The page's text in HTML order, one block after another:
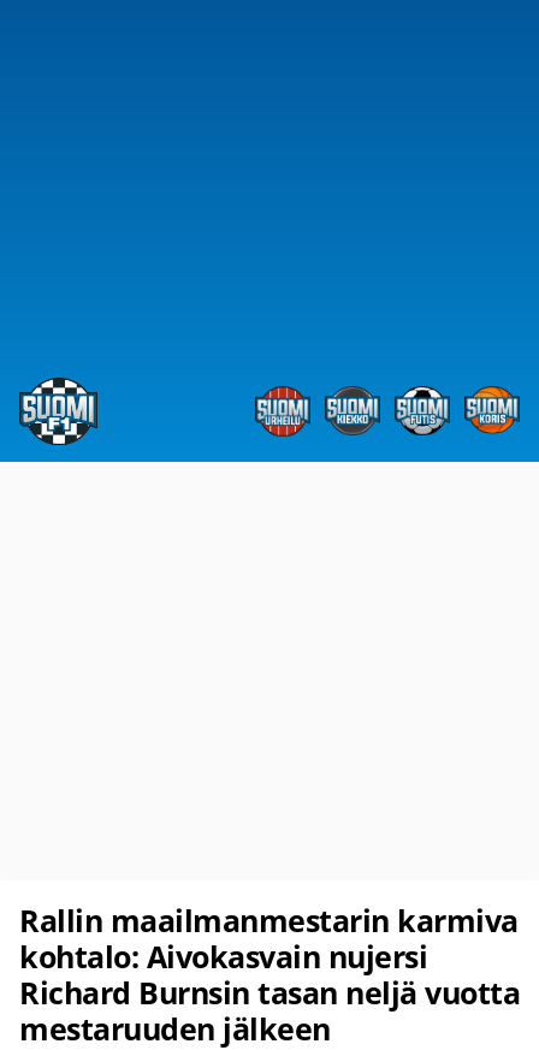
Rallin maailmanmestarin karmiva
kohtalo: Aivokasvain nujersi
Richard Burnsin tasan neljä vuotta
mestaruuden jälkeen